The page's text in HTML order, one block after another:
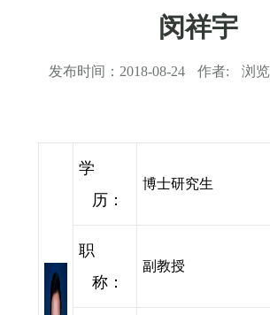
闵祥宇
发布时间： 2018-08-24 作者: 浏
学
历：
博士研究生
职
称：
副教授